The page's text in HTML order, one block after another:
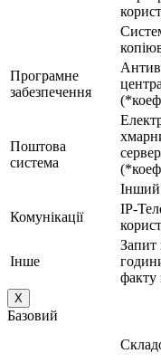
Програмне
забезпечення
Поштова
система
Комунікації
IP-
Інше
Запит
факту
X
Базовий